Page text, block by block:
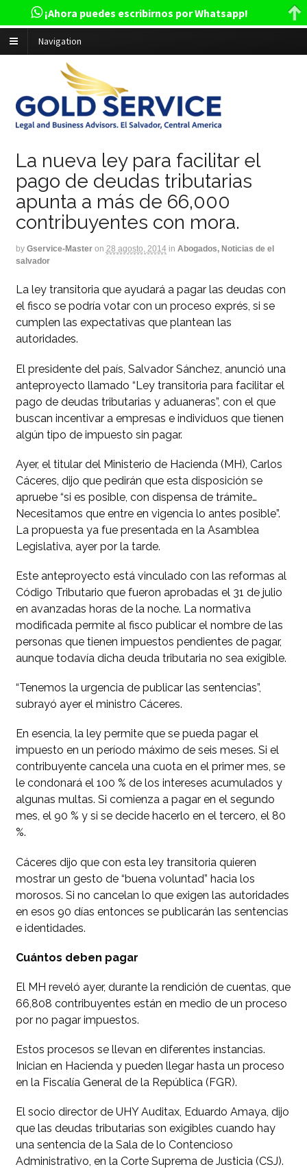
Navigation
La nueva ley para facilitar el
pago de deudas tributarias
apunta a más de 66,000
contribuyentes con mora.
by Gservice-Master on 28 agosto, 2014 in Abogados, Noticias de el
salvador
La ley transitoria que ayudará a pagar las deudas con
el fisco se podría votar con un proceso exprés, si se
cumplen las expectativas que plantean las
autoridades.
El presidente del país, Salvador Sánchez, anunció una
anteproyecto llamado “Ley transitoria para facilitar el
pago de deudas tributarias y aduaneras”, con el que
buscan incentivar a empresas e individuos que tienen
algún tipo de impuesto sin pagar.
Ayer, el titular del Ministerio de Hacienda (MH), Carlos
Cáceres, dijo que pedirán que esta disposición se
apruebe “si es posible, con dispensa de trámite…
Necesitamos que entre en vigencia lo antes posible”.
La propuesta ya fue presentada en la Asamblea
Legislativa, ayer por la tarde.
Este anteproyecto está vinculado con las reformas al
Código Tributario que fueron aprobadas el 31 de julio
en avanzadas horas de la noche. La normativa
modificada permite al fisco publicar el nombre de las
personas que tienen impuestos pendientes de pagar,
aunque todavía dicha deuda tributaria no sea exigible.
“Tenemos la urgencia de publicar las sentencias”,
subrayó ayer el ministro Cáceres.
En esencia, la ley permite que se pueda pagar el
impuesto en un período máximo de seis meses. Si el
contribuyente cancela una cuota en el primer mes, se
le condonará el 100 % de los intereses acumulados y
algunas multas. Si comienza a pagar en el segundo
mes, el 90 % y si se decide hacerlo en el tercero, el 80
%.
Cáceres dijo que con esta ley transitoria quieren
mostrar un gesto de “buena voluntad” hacia los
morosos. Si no cancelan lo que exigen las autoridades
en esos 90 días entonces se publicarán las sentencias
e identidades.
Cuántos deben pagar
El MH reveló ayer, durante la rendición de cuentas, que
66,808 contribuyentes están en medio de un proceso
por no pagar impuestos.
Estos procesos se llevan en diferentes instancias.
Inician en Hacienda y pueden llegar hasta un proceso
en la Fiscalía General de la República (FGR).
El socio director de UHY Auditax, Eduardo Amaya, dijo
que las deudas tributarias son exigibles cuando hay
una sentencia de la Sala de lo Contencioso
Administrativo, en la Corte Suprema de Justicia (CSJ).
¡Ahora puedes escribirnos por Whatsapp!